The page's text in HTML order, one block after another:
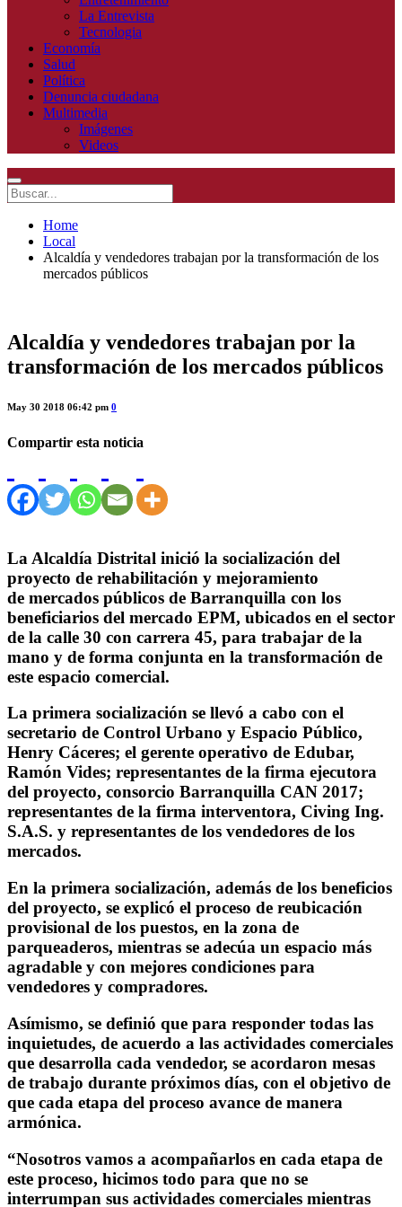
La Entrevista
Tecnologia
Economía
Salud
Política
Denuncia ciudadana
Multimedia
Imágenes
Videos
Home
Local
Alcaldía y vendedores trabajan por la transformación de los
mercados públicos
Alcaldía y vendedores trabajan por la
transformación de los mercados públicos
May 30 2018 06:42 pm 0
Compartir esta noticia
La Alcaldía Distrital inició la socialización del
proyecto de rehabilitación y mejoramiento
de mercados públicos de Barranquilla con los
beneficiarios del mercado EPM, ubicados en el sector
de la calle 30 con carrera 45, para trabajar de la
mano y de forma conjunta en la transformación de
este espacio comercial.
La primera socialización se llevó a cabo con el
secretario de Control Urbano y Espacio Público,
Henry Cáceres; el gerente operativo de Edubar,
Ramón Vides; representantes de la firma ejecutora
del proyecto, consorcio Barranquilla CAN 2017;
representantes de la firma interventora, Civing Ing.
S.A.S. y representantes de los vendedores de los
mercados.
En la primera socialización, además de los beneficios
del proyecto, se explicó el proceso de reubicación
provisional de los puestos, en la zona de
parqueaderos, mientras se adecúa un espacio más
agradable y con mejores condiciones para
vendedores y compradores.
Asímismo, se definió que para responder todas las
inquietudes, de acuerdo a las actividades comerciales
que desarrolla cada vendedor, se acordaron mesas
de trabajo durante próximos días, con el objetivo de
que cada etapa del proceso avance de manera
armónica.
“Nosotros vamos a acompañarlos en cada etapa de
este proceso, hicimos todo para que no se
interrumpan sus actividades comerciales mientras